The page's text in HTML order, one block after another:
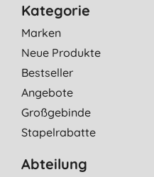
Kategorie
Marken
Neue Produkte
Bestseller
Angebote
Großgebinde
Stapelrabatte
Abteilung